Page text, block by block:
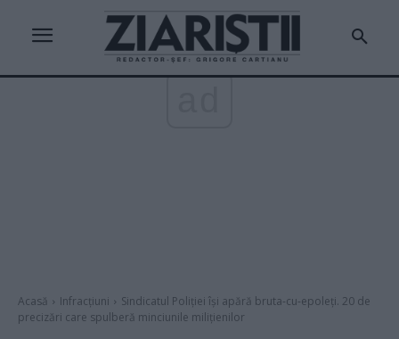
Acasă Infracțiuni
Sindicatul Poliției își apără bruta-cu-epoleți. 20 de
precizări care spulberă minciunile milițienilor